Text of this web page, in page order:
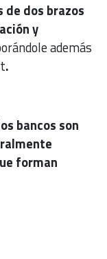
dos brazos
y
además
.
bancos son
forman